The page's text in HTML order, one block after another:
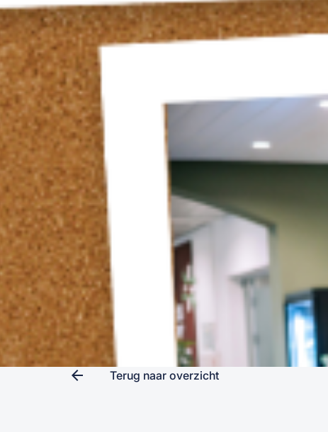
arrow_back Terug naar overzicht